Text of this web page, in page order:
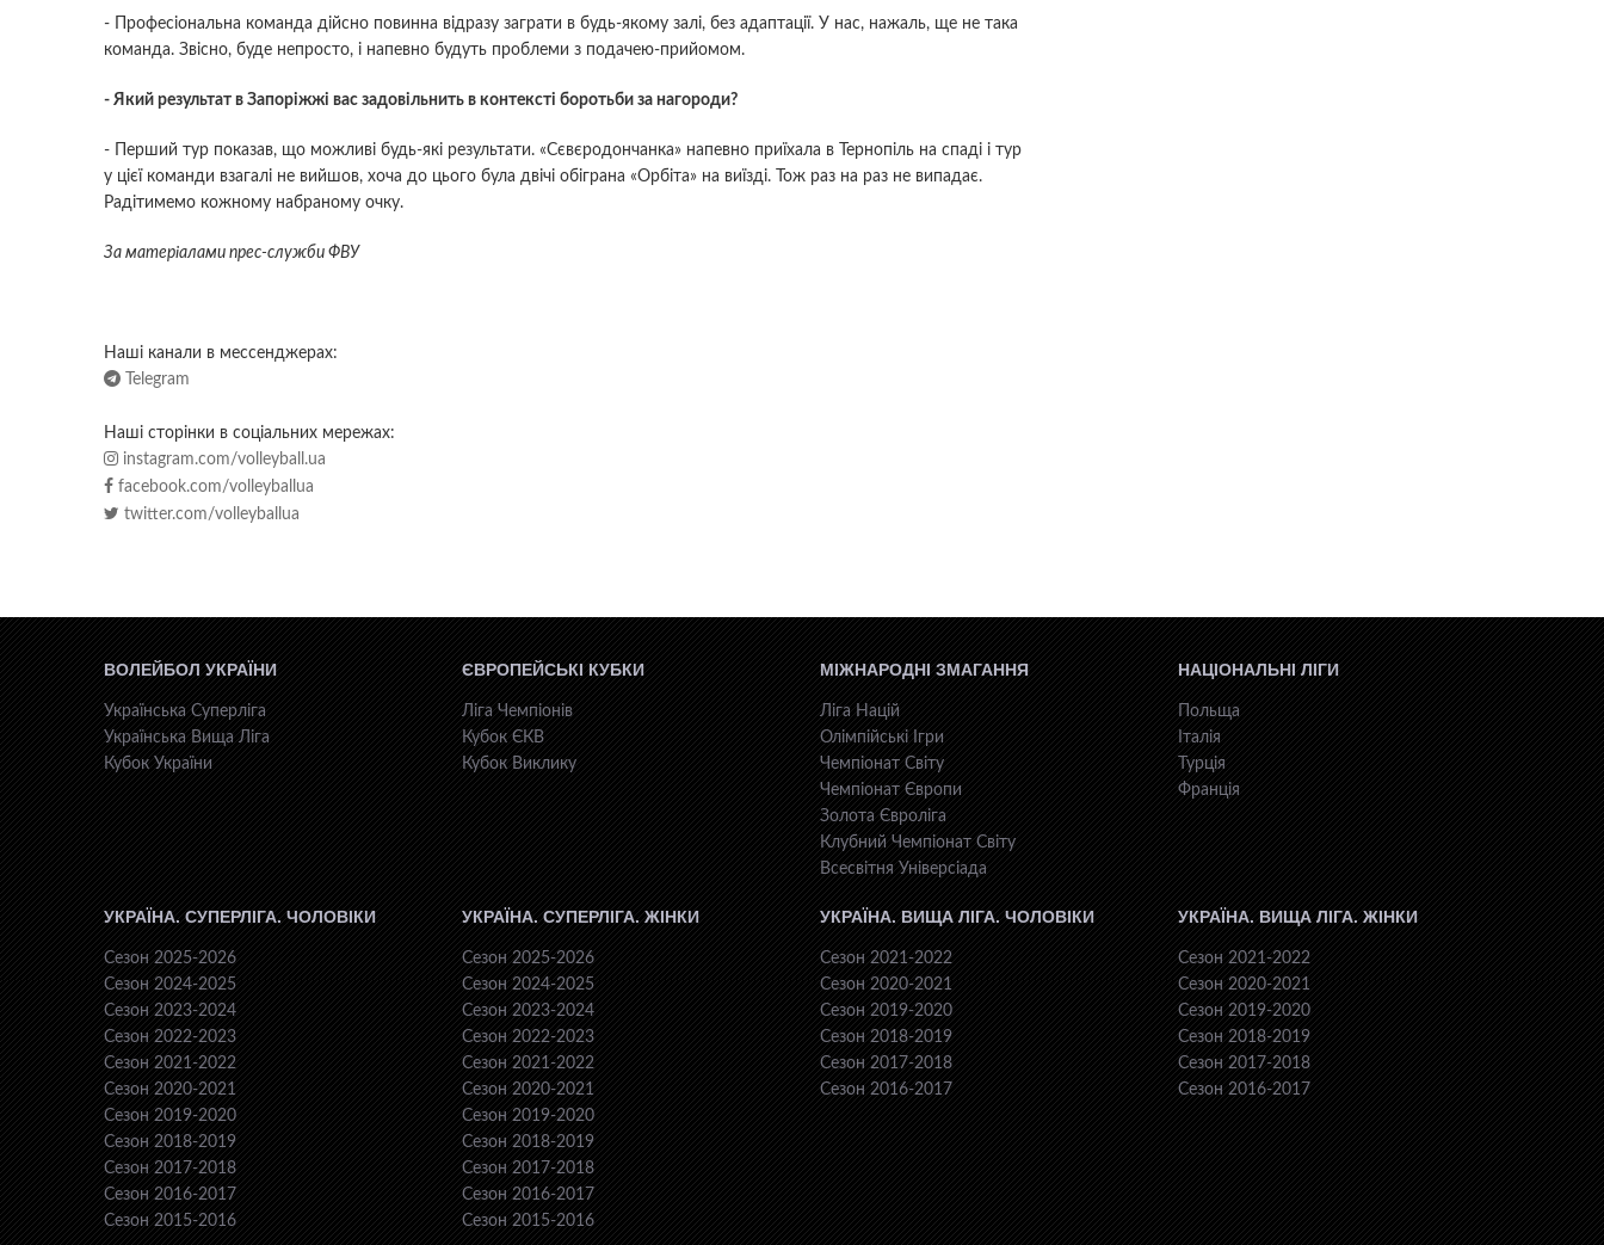
- Професіональна команда дійсно повинна відразу заграти в будь-якому залі, без адаптації. У нас, нажаль, ще не така
команда. Звісно, буде непросто, і напевно будуть проблеми з подачею-прийомом.
- Який результат в Запоріжжі вас задовільнить в контексті боротьби за нагороди?
- Перший тур показав, що можливі будь-які результати. «Сєвєродончанка» напевно приїхала в Тернопіль на спаді і тур
у цієї команди взагалі не вийшов, хоча до цього була двічі обіграна «Орбіта» на виїзді. Тож раз на раз не випадає.
Радітимемо кожному набраному очку.
За матерiалами прес-служби ФВУ
Наші канали в мессенджерах:
Telegram
Наші сторінки в соціальних мережах:
instagram.com/volleyball.ua
facebook.com/volleyballua
twitter.com/volleyballua
ВОЛЕЙБОЛ УКРАЇНИ
Українська Суперліга
Українська Вища Ліга
Кубок України
ЄВРОПЕЙСЬКІ КУБКИ
Ліга Чемпіонів
Кубок ЄКВ
Кубок Виклику
МІЖНАРОДНІ ЗМАГАННЯ
Ліга Націй
Олімпійські Ігри
Чемпіонат Світу
Чемпіонат Європи
Золота Євроліга
Клубний Чемпіонат Світу
Всесвiтня Унiверсiaда
НАЦІОНАЛЬНІ ЛІГИ
Польща
Італія
Турція
Франція
УКРАЇНА. СУПЕРЛІГА. ЧОЛОВІКИ
Сезон 2025-2026
Сезон 2024-2025
Сезон 2023-2024
Сезон 2022-2023
Сезон 2021-2022
Сезон 2020-2021
Сезон 2019-2020
Сезон 2018-2019
Сезон 2017-2018
Сезон 2016-2017
Сезон 2015-2016
УКРАЇНА. СУПЕРЛІГА. ЖІНКИ
Сезон 2025-2026
Сезон 2024-2025
Сезон 2023-2024
Сезон 2022-2023
Сезон 2021-2022
Сезон 2020-2021
Сезон 2019-2020
Сезон 2018-2019
Сезон 2017-2018
Сезон 2016-2017
Сезон 2015-2016
УКРАЇНА. ВИЩА ЛІГА. ЧОЛОВІКИ
Сезон 2021-2022
Сезон 2020-2021
Сезон 2019-2020
Сезон 2018-2019
Сезон 2017-2018
Сезон 2016-2017
УКРАЇНА. ВИЩА ЛІГА. ЖІНКИ
Сезон 2021-2022
Сезон 2020-2021
Сезон 2019-2020
Сезон 2018-2019
Сезон 2017-2018
Сезон 2016-2017